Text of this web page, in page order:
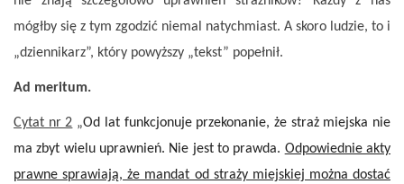
mógłby się z tym zgodzić niemal natychmiast. A skoro ludzie, to i
„dziennikarz”, który powyższy „tekst” popełnił.
Ad meritum.
Cytat nr 2 „Od lat funkcjonuje przekonanie, że straż miejska nie
ma zbyt wielu uprawnień. Nie jest to prawda. Odpowiednie akty
prawne sprawiają, że mandat od straży miejskiej można dostać